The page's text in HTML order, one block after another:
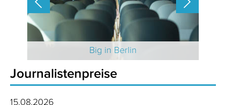
Big in Berlin
Journalistenpreise
15.08.2026